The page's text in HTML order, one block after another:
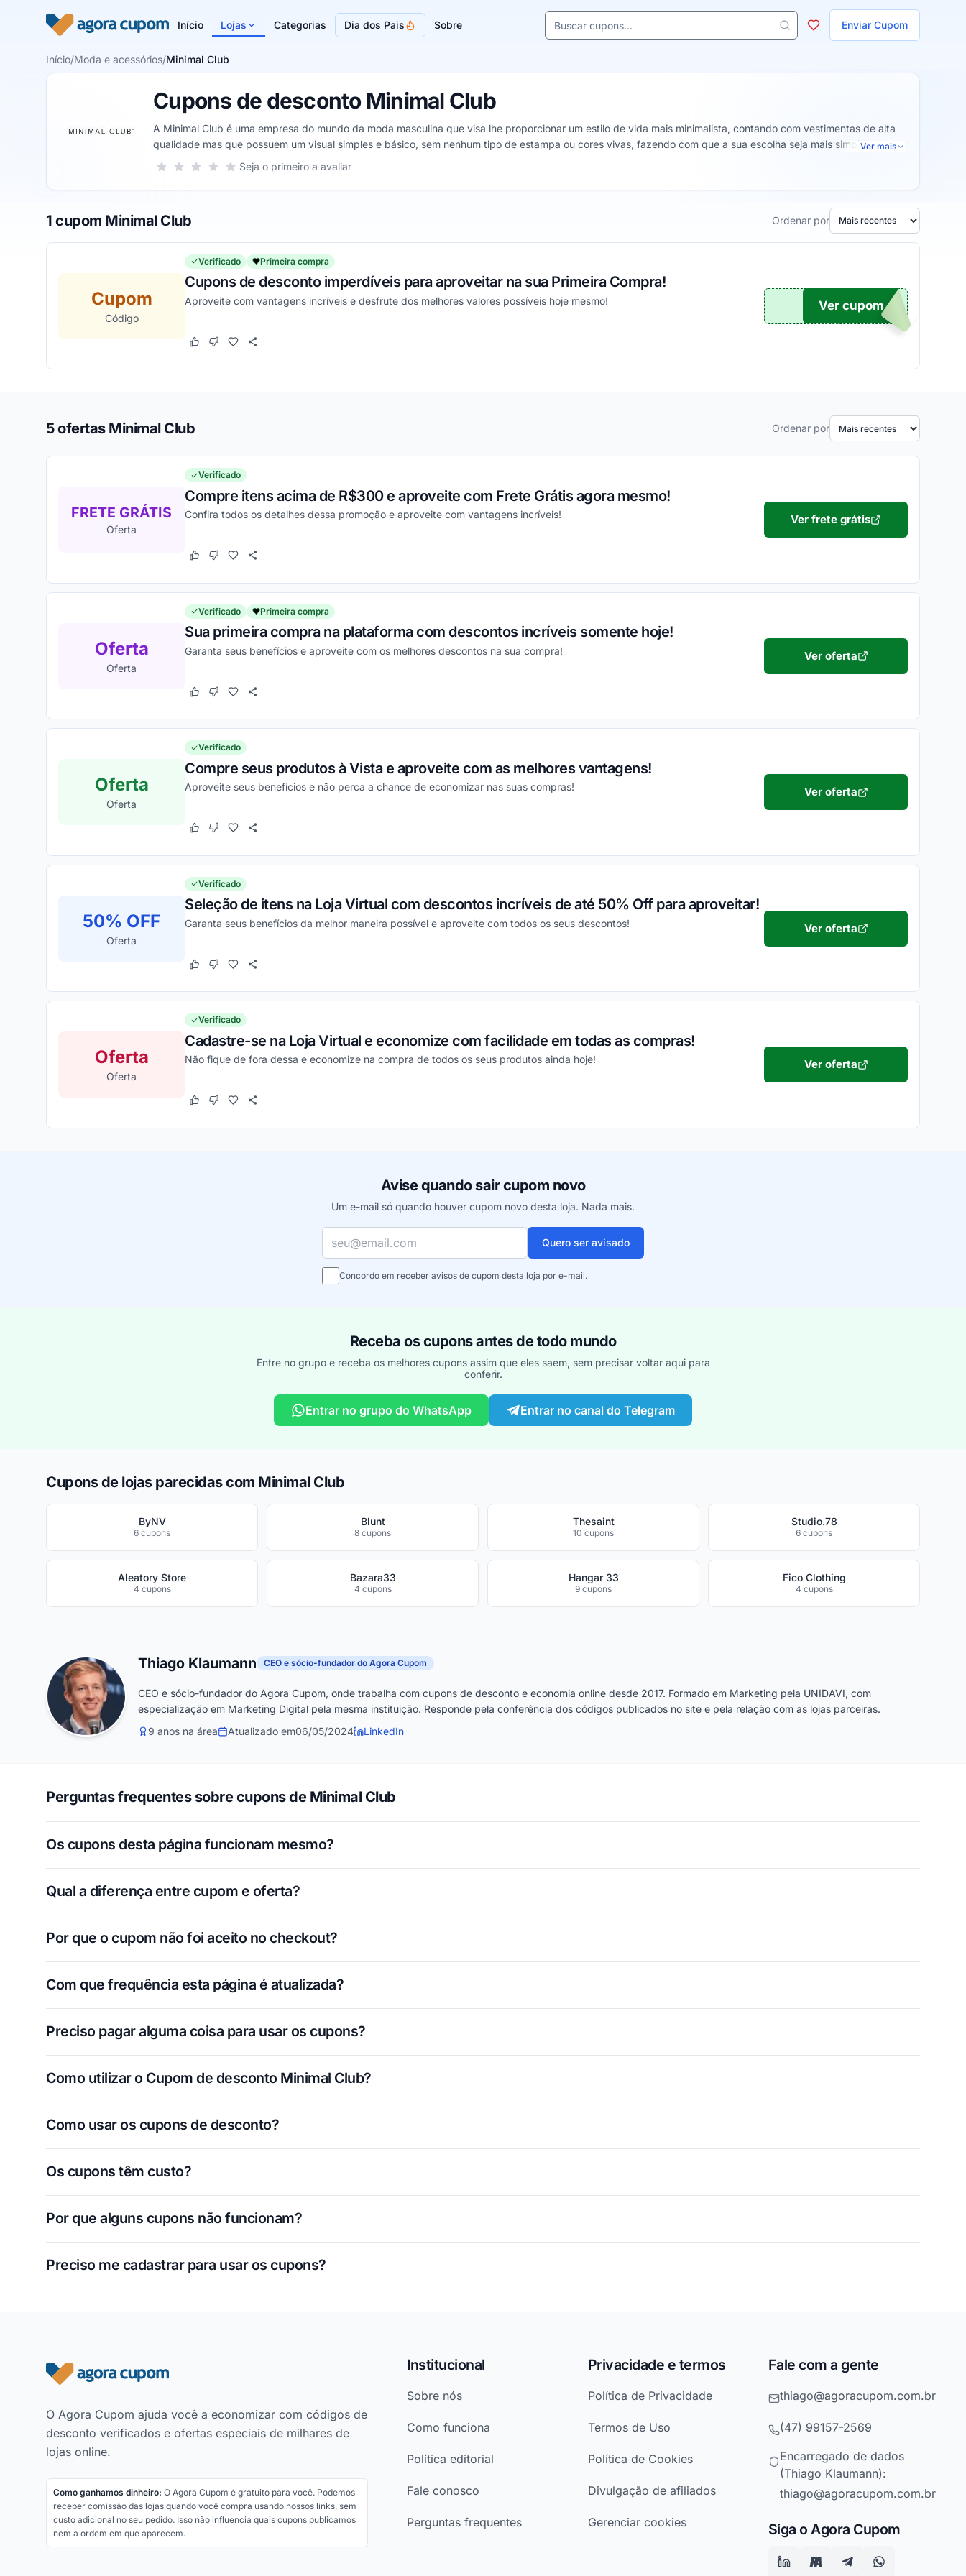
Início Lojas Categorias Dia dos Pais Sobre Enviar Cupom
Buscar cupons e lojas
Início/Moda e acessórios/Minimal Club
Cupons de desconto Minimal Club
A Minimal Club é uma empresa do mundo da moda masculina que visa lhe proporcionar um estilo de vida mais minimalista, contando com vestimentas de alta
qualidade mas que possuem um visual simples e básico, sem nenhum tipo de estampa ou cores vivas, fazendo com que a sua escolha seja mais simples e seus
valores reduzidos.
Ver mais
Sua nota para Minimal Club, de 1 a 5 estrelas
5 estrelas
4 estrelas
3 estrelas
2 estrelas
1 estrela Seja o primeiro a avaliar
1 cupom Minimal Club Ordenar por
Cupom
Código
Verificado Primeira compra
Cupons de desconto imperdíveis para aproveitar na sua Primeira Compra!
Aproveite com vantagens incríveis e desfrute dos melhores valores possíveis hoje mesmo!
Este cupom funcionou
Este cupom não funcionou
TICO
Ver cupom
5 ofertas Minimal Club Ordenar por
FRETE GRÁTIS
Oferta
Verificado
Compre itens acima de R$300 e aproveite com Frete Grátis agora mesmo!
Confira todos os detalhes dessa promoção e aproveite com vantagens incríveis!
Este cupom funcionou
Este cupom não funcionou
Ver frete grátis
Oferta
Oferta
Verificado Primeira compra
Sua primeira compra na plataforma com descontos incríveis somente hoje!
Garanta seus benefícios e aproveite com os melhores descontos na sua compra!
Este cupom funcionou
Este cupom não funcionou
Ver oferta
Oferta
Oferta
Verificado
Compre seus produtos à Vista e aproveite com as melhores vantagens!
Aproveite seus benefícios e não perca a chance de economizar nas suas compras!
Este cupom funcionou
Este cupom não funcionou
Ver oferta
50% OFF
Oferta
Verificado
Seleção de itens na Loja Virtual com descontos incríveis de até 50% Off para aproveitar!
Garanta seus benefícios da melhor maneira possível e aproveite com todos os seus descontos!
Este cupom funcionou
Este cupom não funcionou
Ver oferta
Oferta
Oferta
Verificado
Cadastre-se na Loja Virtual e economize com facilidade em todas as compras!
Não fique de fora dessa e economize na compra de todos os seus produtos ainda hoje!
Este cupom funcionou
Este cupom não funcionou
Ver oferta
Avise quando sair cupom novo
Um e-mail só quando houver cupom novo desta loja. Nada mais.
Seu e-mail
Quero ser avisado
Concordo em receber avisos de cupom desta loja por e-mail.
Receba os cupons antes de todo mundo
Entre no grupo e receba os melhores cupons assim que eles saem, sem precisar voltar aqui para
conferir.
Entrar no grupo do WhatsApp Entrar no canal do Telegram
Cupons de lojas parecidas com Minimal Club
ByNV
6 cupons
Blunt
8 cupons
Thesaint
10 cupons
Studio.78
6 cupons
Aleatory Store
4 cupons
Bazara33
4 cupons
Hangar 33
9 cupons
Fico Clothing
4 cupons
Thiago Klaumann CEO e sócio-fundador do Agora Cupom
CEO e sócio-fundador do Agora Cupom, onde trabalha com cupons de desconto e economia online desde 2017. Formado em Marketing pela UNIDAVI, com
especialização em Marketing Digital pela mesma instituição. Responde pela conferência dos códigos publicados no site e pela relação com as lojas parceiras.
9 anos na área
Atualizado em06/05/2024 LinkedIn
Perguntas frequentes sobre cupons de Minimal Club
Os cupons desta página funcionam mesmo?
Qual a diferença entre cupom e oferta?
Por que o cupom não foi aceito no checkout?
Com que frequência esta página é atualizada?
Preciso pagar alguma coisa para usar os cupons?
Como utilizar o Cupom de desconto Minimal Club?
Como usar os cupons de desconto?
Os cupons têm custo?
Por que alguns cupons não funcionam?
Preciso me cadastrar para usar os cupons?
Rodapé do site
O Agora Cupom ajuda você a economizar com códigos de
desconto verificados e ofertas especiais de milhares de
lojas online.
Como ganhamos dinheiro: O Agora Cupom é gratuito para você. Podemos
receber comissão das lojas quando você compra usando nossos links, sem
custo adicional no seu pedido. Isso não influencia quais cupons publicamos
nem a ordem em que aparecem.
Institucional
Sobre nós
Como funciona
Política editorial
Fale conosco
Perguntas frequentes
Privacidade e termos
Política de Privacidade
Termos de Uso
Política de Cookies
Divulgação de afiliados
Gerenciar cookies
Fale com a gente
thiago@agoracupom.com.br
(47) 99157-2569
Encarregado de dados
(Thiago Klaumann):
thiago@agoracupom.com.br
Siga o Agora Cupom